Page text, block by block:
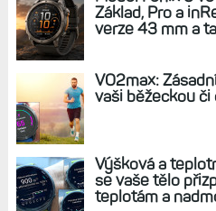
AKTUÁLNĚ NA BLOGU
300 dolarů. Cena
měsíců výrazně
konečně mohou
Zatím ale jen s